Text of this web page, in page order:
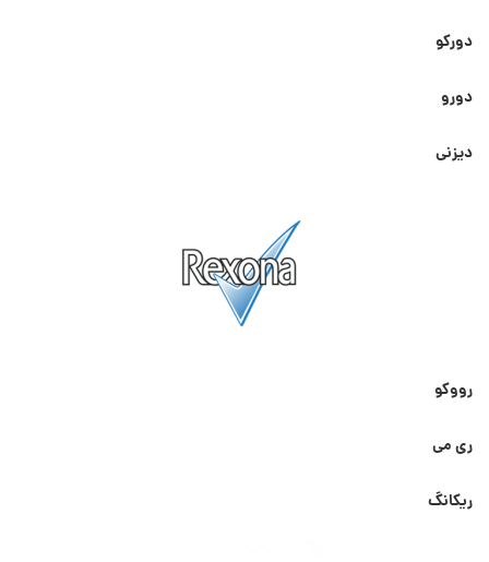
دورکو
دورو
دیزنی
رووکو
ری می
ریکانگ